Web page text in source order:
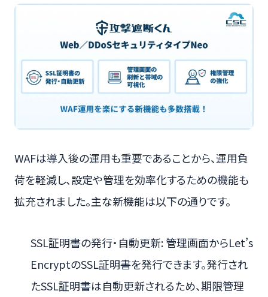
WAFは導入後の運用も重要であることから、運用負
荷を軽減し、設定や管理を効率化するための機能も
拡充されました。主な新機能は以下の通りです。
SSL証明書の発行・自動更新: 管理画面からLet’s
EncryptのSSL証明書を発行できます。発行され
たSSL証明書は自動更新されるため、期限管理